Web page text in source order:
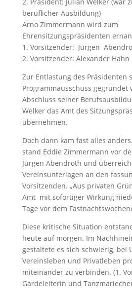
beruflicher Ausbildung)
Arno Zimmermann wird zum
Ehrensitzungspräsidenten
1. Vorsitzender: Jürgen
2. Vorsitzender: Alexander Hahn
Zur Entlastung des Präsidenten
Programmausschuss gegründet
Abschluss seiner
Welker das Amt des
übernehmen.
Doch dann kam fast alles
stand Eddie Zimmermann vor
Jürgen Abendroth und
Vereinsunterlagen an den
Vorsitzenden. „Aus privaten
Amt mit sofortiger Wirkung
Tage vor dem
Diese kritische Situation
heute auf morgen. Im
gestaltete es sich schwierig, bei
Vereinsleben und Privatleben
miteinander zu verbinden. (1.
Gardeleiterin und